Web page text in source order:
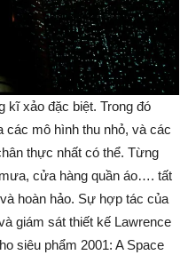
kĩ xảo đặc biệt. Trong đó
các mô hình thu nhỏ, và các
thực nhất có thể. Từng
cửa hàng quần áo…. tất
hoàn hảo. Sự hợp tác của
giám sát thiết kế Lawrence
siêu phẩm 2001: A Space